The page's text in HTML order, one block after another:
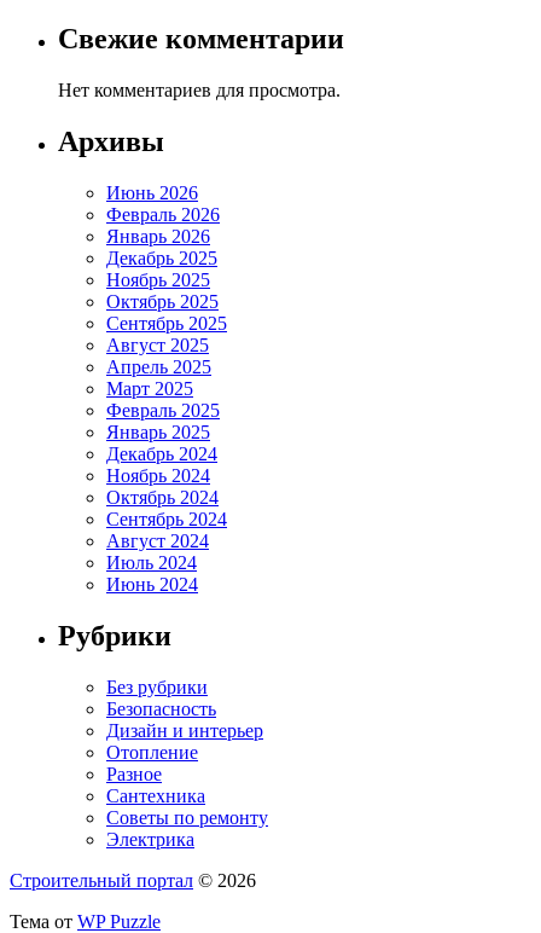
Свежие комментарии
Нет комментариев для просмотра.
Архивы
Июнь 2026
Февраль 2026
Январь 2026
Декабрь 2025
Ноябрь 2025
Октябрь 2025
Сентябрь 2025
Август 2025
Апрель 2025
Март 2025
Февраль 2025
Январь 2025
Декабрь 2024
Ноябрь 2024
Октябрь 2024
Сентябрь 2024
Август 2024
Июль 2024
Июнь 2024
Рубрики
Без рубрики
Безопасность
Дизайн и интерьер
Отопление
Разное
Сантехника
Советы по ремонту
Электрика
Строительный портал © 2026
Тема от WP Puzzle